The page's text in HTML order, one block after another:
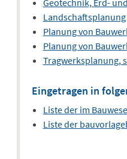
Geotechnik, Erd-
Landschaftsplanung
Planung von
Planung von
Tragwerksplanung,
Eingetragen in
Liste der im
Liste der